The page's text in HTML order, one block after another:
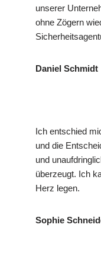
unserer
ohne Zögern
Daniel Schmidt
Ich entschied
und die
und
überzeugt. Ich
Herz legen.
Sophie